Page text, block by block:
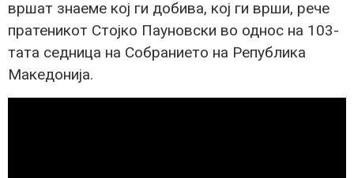
вршат знаеме кој ги добива, кој ги врши, рече
пратеникот Стојко Пауновски во однос на 103-
тата седница на Собранието на Република
Македонија.